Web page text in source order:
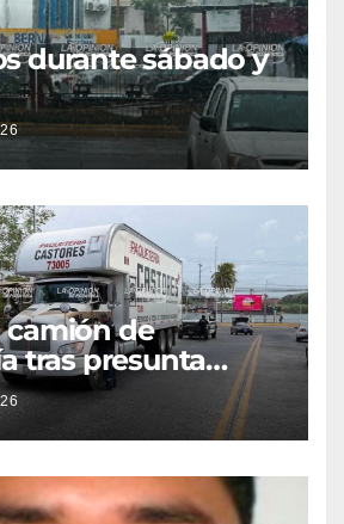
durante sábado y
camión de
tras presunta
una iguana en